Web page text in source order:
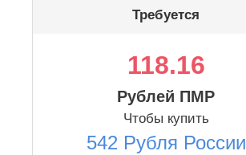
Требуется
118.16
Рублей ПМР
Чтобы купить
542 Рубля России